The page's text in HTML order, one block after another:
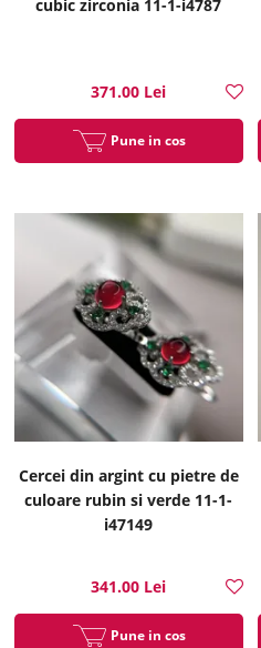
cubic zirconia 11-1-i4787
371.00 Lei
Pune in cos
Cercei din argint cu pietre de
culoare rubin si verde 11-1-
i47149
341.00 Lei
Pune in cos